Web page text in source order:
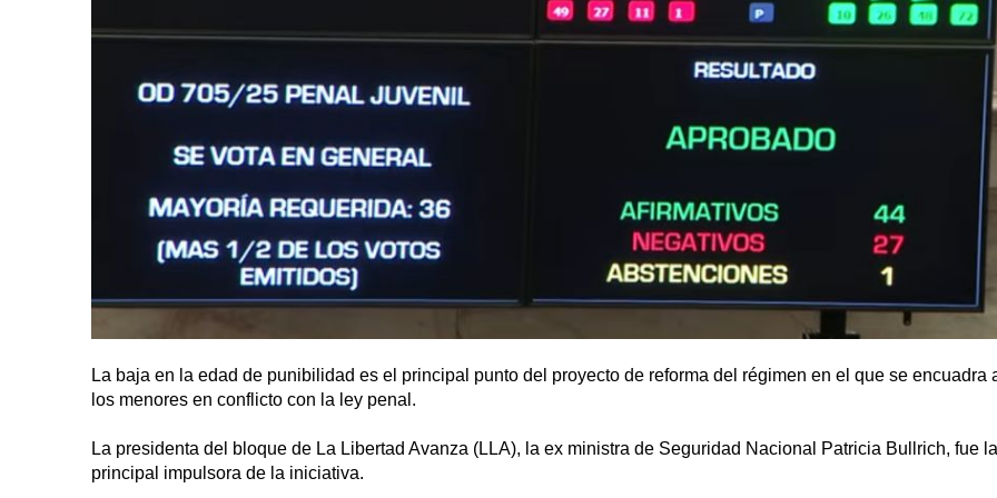
La baja en la edad de punibilidad es el principal punto del proyecto de reforma del régimen en el que se encuadra
los menores en conflicto con la ley penal.
La presidenta del bloque de La Libertad Avanza (LLA), la ex ministra de Seguridad Nacional Patricia Bullrich, fue la
principal impulsora de la iniciativa.